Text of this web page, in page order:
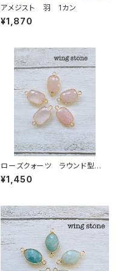
アメジスト 羽 1カン
¥1,870
ローズクォーツ ラウンド型 2
カン
¥1,450